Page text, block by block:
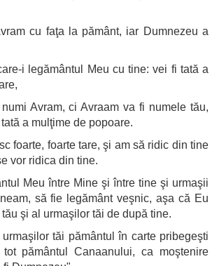
cu faţa la pământ, iar Dumnezeu a
i legământul Meu cu tine: vei fi tată a
Avram, ci Avraam va fi numele tău,
a mulţime de popoare.
foarte, foarte tare, şi am să ridic din tine
vor ridica din tine.
Meu între Mine şi între tine şi urmaşii
să fie legământ veşnic, aşa că Eu
şi al urmaşilor tăi de după tine.
tăi pământul în carte pribegeşti
pământul Canaanului, ca moştenire